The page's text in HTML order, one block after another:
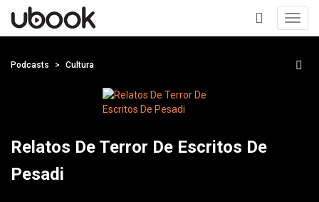
+
Podcasts Cultura
Relatos De Terror De Escritos De
Pesadi